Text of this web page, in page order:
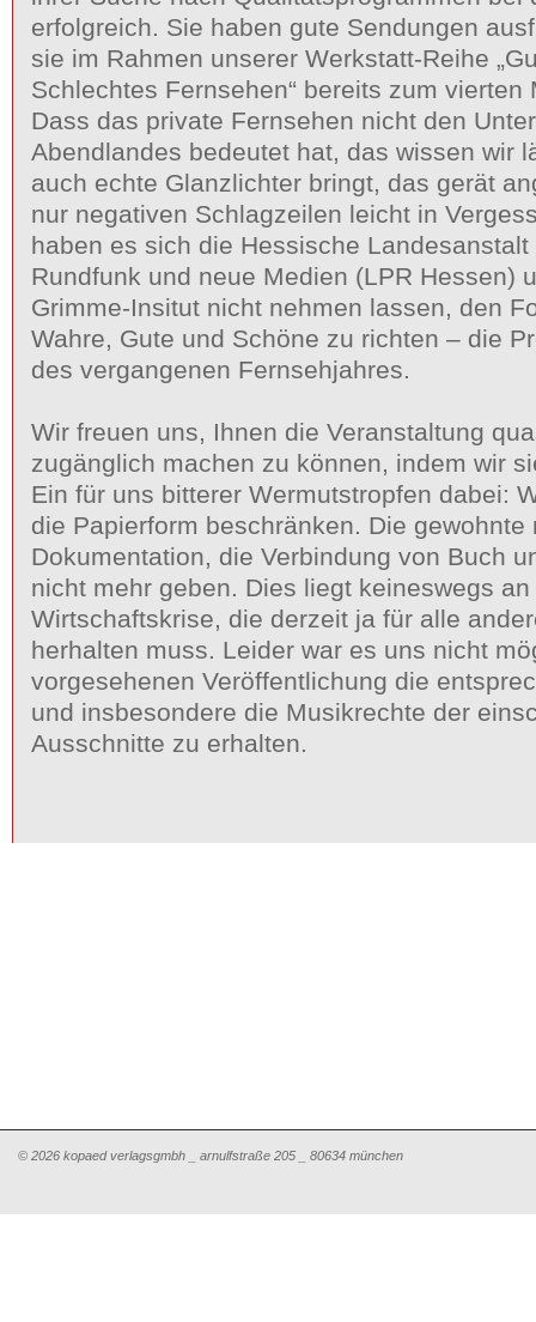
erfolgreich. Sie haben gute Sendungen
sie im Rahmen unserer Werkstatt-Reihe
Schlechtes Fernsehen“ bereits zum vierten
Dass das private Fernsehen nicht den
Abendlandes bedeutet hat, das wissen wir
auch echte Glanzlichter bringt, das gerät
nur negativen Schlagzeilen leicht in
haben es sich die Hessische
Rundfunk und neue Medien (LPR Hessen)
Grimme-Insitut nicht nehmen lassen, den
Wahre, Gute und Schöne zu richten – die
des vergangenen Fernsehjahres.
Wir freuen uns, Ihnen die Veranstaltung
zugänglich machen zu können, indem wir
Ein für uns bitterer Wermutstropfen dabei:
die Papierform beschränken. Die gewohnte
Dokumentation, die Verbindung von Buch
nicht mehr geben. Dies liegt keineswegs an
Wirtschaftskrise, die derzeit ja für alle
herhalten muss. Leider war es uns nicht
vorgesehenen Veröffentlichung die
und insbesondere die Musikrechte der
Ausschnitte zu erhalten.
© 2026 kopaed verlagsgmbh _ arnulfstraße 205 _ 80634 münchen